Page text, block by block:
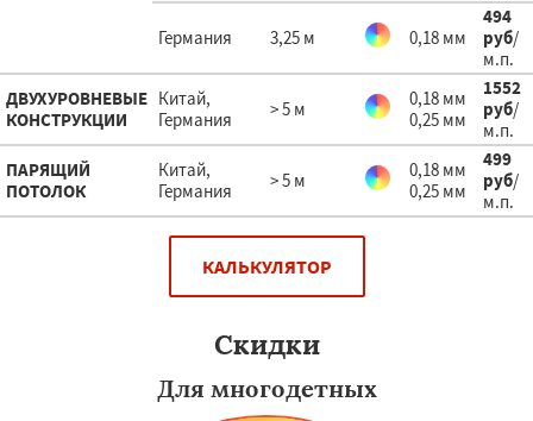
Германия 3,25 м 0,18 мм
494
руб/
м.п.
ДВУХУРОВНЕВЫЕ
КОНСТРУКЦИИ
Китай,
Германия
> 5 м
0,18 мм
0,25 мм
1552
руб/
м.п.
ПАРЯЩИЙ
ПОТОЛОК
Китай,
Германия
> 5 м
0,18 мм
0,25 мм
499
руб/
м.п.
КАЛЬКУЛЯТОР
Скидки
Для многодетных